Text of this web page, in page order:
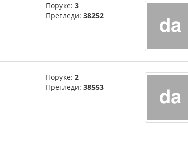
Поруке: 3
Прегледи: 38252
Поруке: 2
Прегледи: 38553